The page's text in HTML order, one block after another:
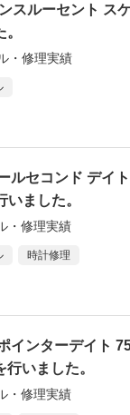
スルーセント ス
・修理実績
ルセコンド デイ
ました。
・修理実績
時計修理
インターデイト
いました。
・修理実績